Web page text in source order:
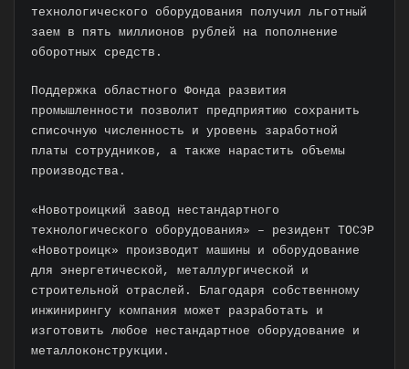
технологического оборудования получил льготный
заем в пять миллионов рублей на пополнение
оборотных средств.
Поддержка областного Фонда развития
промышленности позволит предприятию сохранить
списочную численность и уровень заработной
платы сотрудников, а также нарастить объемы
производства.
«Новотроицкий завод нестандартного
технологического оборудования» – резидент ТОСЭР
«Новотроицк» производит машины и оборудование
для энергетической, металлургической и
строительной отраслей. Благодаря собственному
инжинирингу компания может разработать и
изготовить любое нестандартное оборудование и
металлоконструкции.